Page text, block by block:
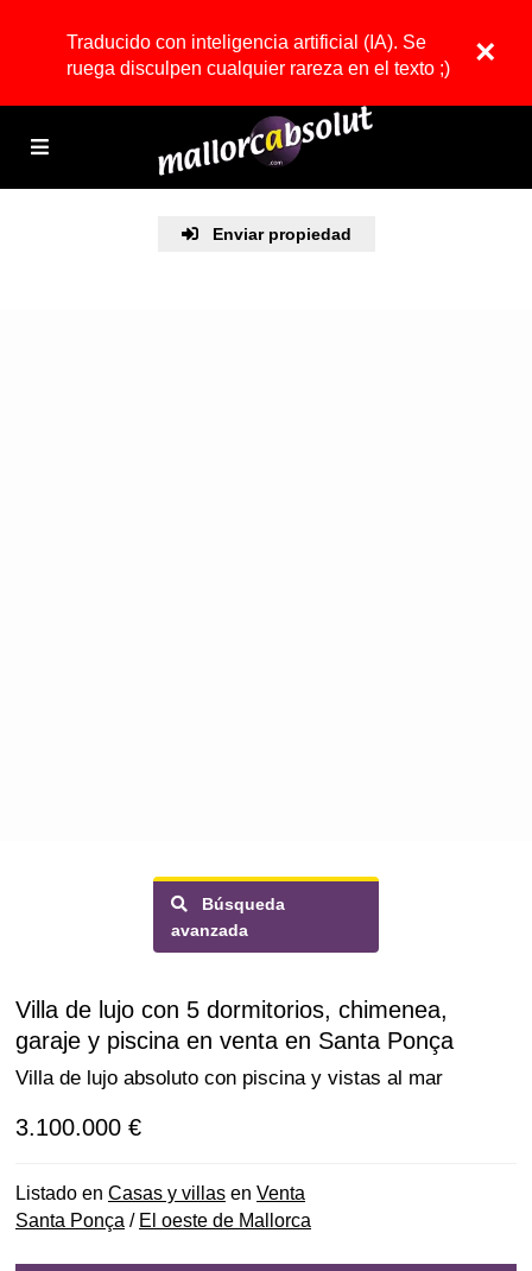
Traducido con inteligencia artificial (IA). Se
ruega disculpen cualquier rareza en el texto ;)
×
Enviar propiedad
Búsqueda
avanzada
Villa de lujo con 5 dormitorios, chimenea,
garaje y piscina en venta en Santa Ponça
Villa de lujo absoluto con piscina y vistas al mar
3.100.000 €
Listado en Casas y villas en Venta
Santa Ponça / El oeste de Mallorca